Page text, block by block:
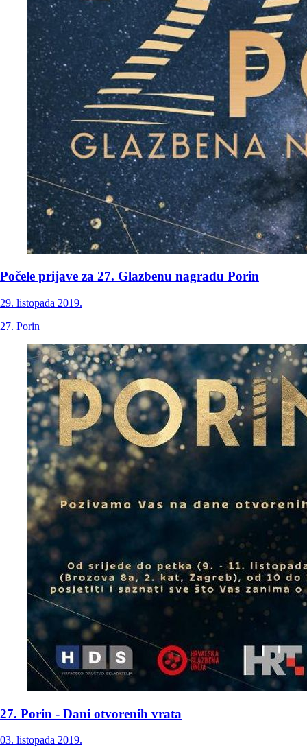
Počele prijave za 27. Glazbenu nagradu Porin
29. listopada 2019.
27. Porin
27. Porin - Dani otvorenih vrata
03. listopada 2019.